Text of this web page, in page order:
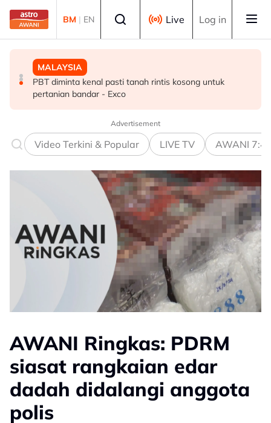
Skip to main content
BM | EN Live Log in
MALAYSIA
Sudah tiba masa gubal Akta CDF, hentikan politik ‘carrot
and stick’ - Penganalisis
MALAYSIA
PBT diminta kenal pasti tanah rintis kosong untuk
pertanian bandar - Exco
MALAYSIA
Dasar yang baik perlu ambil kira realiti kehidupan rakyat
- Amirudin
Advertisement
Video Terkini & Popular LIVE TV AWANI
AWANI Ringkas: PDRM
siasat rangkaian edar
dadah didalangi anggota
polis